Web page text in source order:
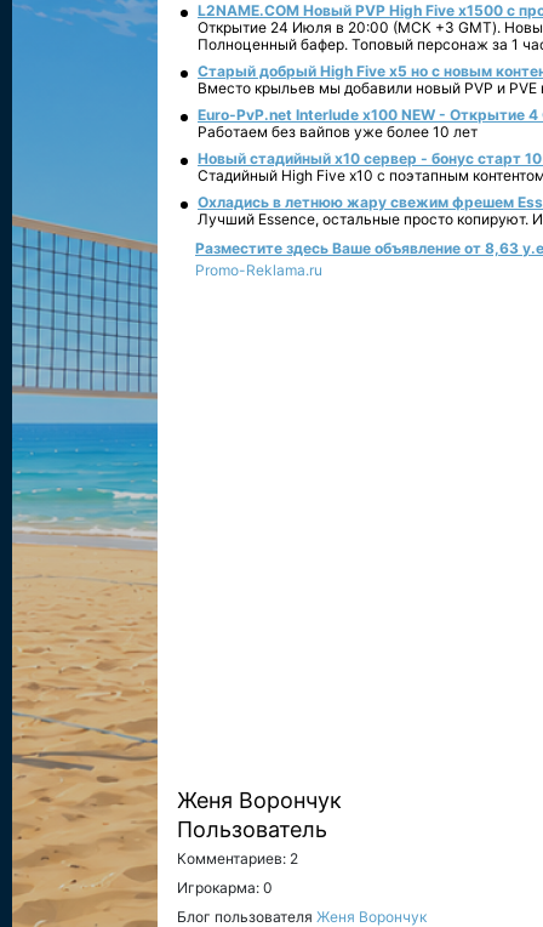
L2NAME.COM Новый PVP High Five x1500 с
Открытие 24 Июля в 20:00 (МСК +3 GMT).
Полноценный бафер. Топовый персонаж за 1
Старый добрый High Five x5 но с новым
Вместо крыльев мы добавили новый PVP и PVE
Euro-PvP.net Interlude х100 NEW - Открытие 4
Работаем без вайпов уже более 10 лет
Новый стадийный х10 сервер - бонус старт
Стадийный High Five x10 с поэтапным
Охладись в летнюю жару свежим фрешем
Лучший Essence, остальные просто копируют.
Разместите здесь Ваше объявление от 8,63
Promo-Reklama.ru
Женя Ворончук
Пользователь
Комментариев: 2
Игрокарма: 0
Блог пользователя Женя Ворончук